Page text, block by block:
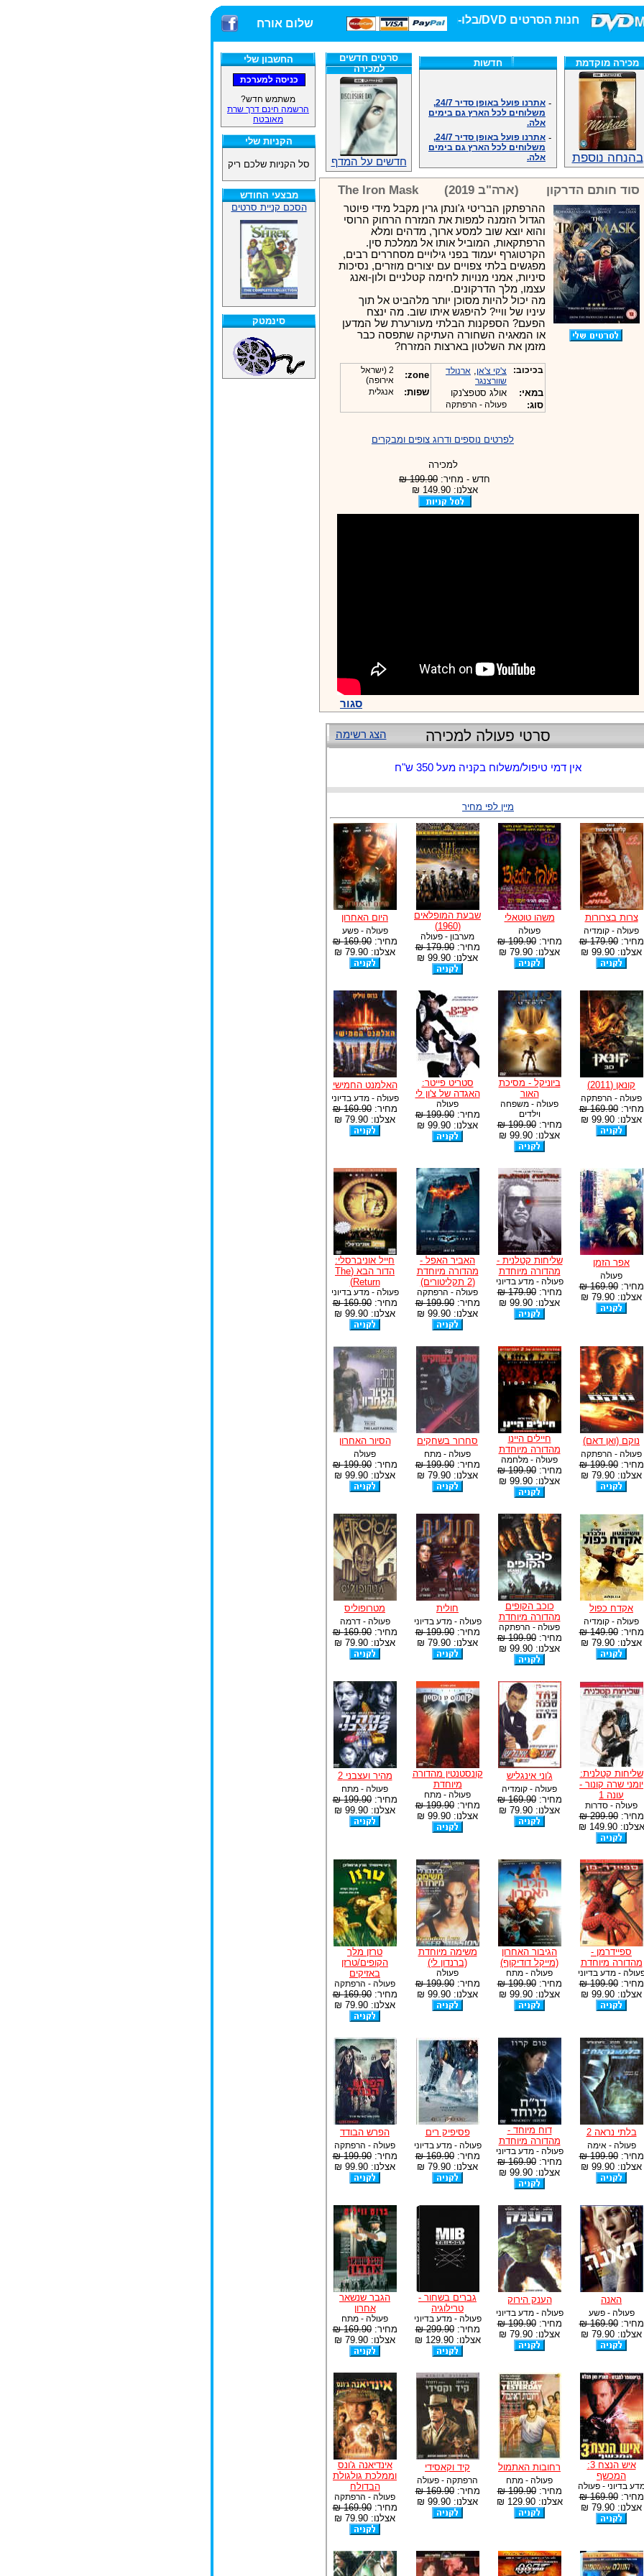
חנות הסרטים DVD/בלו-ריי/3D הגדולה ביותר! שלום אורח
החשבון שלי
משתמש חדש?
הרשמה חינם דרך שרת
מאובטח
הקניות שלי
סל הקניות שלכם ריק
מבצעי החודש
הסכם קניית סרטים
סינמטק
מכירה מוקדמת
בהנחה נוספת
חדשות
משלוחים לכל הארץ גם בימים
אלה.
משלוחים לכל הארץ גם בימים
אלה.
אנחנו כאן לכול שאלה וזמינים
במענה הטלפוני שלנו.ובמייל
.האתר לרשותכם פעיל 24/7
- מענה טלפוני: 09-7652392
צוות דיוידי מאסטר ישיר.
זמינים במייל ובטלפון. האתר
לרשותכם פעיל 24/7
צוות דיוידי מאסטר ישיר.
אנחנו כאן לכול שאלה וזמינים
במענה הטלפוני שלנו.ובמייל
.האתר לרשותכם 24/7
מענה טלפוני: 09-7652392
צוות דיוידי מאסטר ישיר.
סרטים חדשים
למכירה
חדשים על המדף
סוד חותם הדרקון (ארה"ב 2019) The Iron Mask
ההרפתקן הבריטי ג'ונתן גרין מקבל מידי פיוטר
הגדול הזמנה למפות את המזרח הרחוק הרוסי
והוא יוצא שוב למסע ארוך, מדהים ומלא
הרפתקאות, המוביל אותו אל ממלכת סין.
הקרטוגרף יעמוד בפני גילויים מסחררים רבים,
מפגשים בלתי צפויים עם יצורים מוזרים, נסיכות
סיניות, אמני מנויות לחימה קטלניים ולון-ואנג
עצמו, מלך הדרקונים.
מה יכול להיות מסוכן יותר מלהביט אל תוך
עיניו של וויי? להיפגש איתו שוב. מה ינצח
הפעם? הספקנות הבלתי מעורערת של המדען
או המאגיה השחורה העתיקה שתפסה כבר
מזמן את השלטון בארצות המזרח?
בכיכוב: צ'קי צ'אן, ארנולד
שוורצנגר
במאי:
אולג סטפצ'נקו
סוג:
פעולה - הרפתקה
zone:
2 (ישראל
אירופה)
שפות: אנגלית
לפרטים נוספים ודרוג צופים ומבקרים
למכירה
חדש - מחיר: 199.90 ₪
אצלנו: 149.90 ₪
סגור
הצג רשימה סרטי פעולה למכירה
אין דמי טיפול/משלוח בקניה מעל 350 ש"ח
מיין לפי מחיר
צרות בצרורות
פעולה - קומדיה
מחיר:179.90 ₪
אצלנו: 99.90 ₪
משהו טוטאלי
פעולה
מחיר:199.90 ₪
אצלנו: 79.90 ₪
שבעת המופלאים
(1960)
מערבון - פעולה
מחיר:179.90 ₪
אצלנו: 99.90 ₪
היום האחרון
פעולה - פשע
מחיר:169.90 ₪
אצלנו: 79.90 ₪
קונאן (2011)
פעולה - הרפתקה
מחיר:169.90 ₪
אצלנו: 99.90 ₪
ביוניקל - מסיכת
האור
פעולה - משפחה
וילדים
מחיר:199.90 ₪
אצלנו: 99.90 ₪
סטריט פייטר:
האגדה של צ'ון לי
פעולה
מחיר:199.90 ₪
אצלנו: 99.90 ₪
האלמנט החמישי
פעולה - מדע בדיוני
מחיר:169.90 ₪
אצלנו: 79.90 ₪
אפר הזמן
פעולה
מחיר:169.90 ₪
אצלנו: 79.90 ₪
שליחות קטלנית -
מהדורה מיוחדת
פעולה - מדע בדיוני
מחיר:179.90 ₪
אצלנו: 99.90 ₪
האביר האפל -
מהדורה מיוחדת
(2 תקליטורים)
פעולה - הרפתקה
מחיר:199.90 ₪
אצלנו: 99.90 ₪
חייל אוניברסלי:
הדור הבא (The
Return)
פעולה - מדע בדיוני
מחיר:169.90 ₪
אצלנו: 99.90 ₪
נוקם (ואן דאם)
פעולה - הרפתקה
מחיר:199.90 ₪
אצלנו: 79.90 ₪
חיילים היינו
מהדורה מיוחדת
פעולה - מלחמה
מחיר:199.90 ₪
אצלנו: 99.90 ₪
סחרור בשחקים
פעולה - מתח
מחיר:199.90 ₪
אצלנו: 79.90 ₪
הסיור האחרון
פעולה
מחיר:199.90 ₪
אצלנו: 99.90 ₪
אקדח כפול
פעולה - קומדיה
מחיר:149.90 ₪
אצלנו: 79.90 ₪
כוכב הקופים
מהדורה מיוחדת
פעולה - הרפתקה
מחיר:199.90 ₪
אצלנו: 99.90 ₪
חולית
פעולה - מדע בדיוני
מחיר:199.90 ₪
אצלנו: 79.90 ₪
מטרופוליס
פעולה - דרמה
מחיר:169.90 ₪
אצלנו: 79.90 ₪
שליחות קטלנית:
יומני שרה קונור -
עונה 1
פעולה - סדרות
מחיר:299.90 ₪
אצלנו: 149.90 ₪
ג'וני אינגליש
פעולה - קומדיה
מחיר:169.90 ₪
אצלנו: 79.90 ₪
קונסטנטין מהדורה
מיוחדת
פעולה - מתח
מחיר:199.90 ₪
אצלנו: 99.90 ₪
מהיר ועצבני 2
פעולה - מתח
מחיר:199.90 ₪
אצלנו: 99.90 ₪
ספיידרמן -
מהדורה מיוחדת
- מדע בדיוני
מחיר:199.90 ₪
אצלנו: 99.90 ₪
הגיבור האחרון
(מייקל דודיקוף)
פעולה - מתח
מחיר:199.90 ₪
אצלנו: 99.90 ₪
משימה מיוחדת
(ברנדון לי)
פעולה
מחיר:199.90 ₪
אצלנו: 99.90 ₪
טרזן מלך
הקופים/טרזן
באזיקים
פעולה - הרפתקה
מחיר:169.90 ₪
אצלנו: 79.90 ₪
בלתי נראה 2
פעולה - אימה
מחיר:199.90 ₪
אצלנו: 99.90 ₪
דוח מיוחד -
מהדורה מיוחדת
פעולה - מדע בדיוני
מחיר:169.90 ₪
אצלנו: 99.90 ₪
פסיפיק רים
פעולה - מדע בדיוני
מחיר:169.90 ₪
אצלנו: 79.90 ₪
הפרש הבודד
פעולה - הרפתקה
מחיר:199.90 ₪
אצלנו: 99.90 ₪
האנה
פעולה - פשע
מחיר:169.90 ₪
אצלנו: 79.90 ₪
הענק הירוק
פעולה - מדע בדיוני
מחיר:199.90 ₪
אצלנו: 79.90 ₪
גברים בשחור -
טרילוגיה
פעולה - מדע בדיוני
מחיר:299.90 ₪
אצלנו: 129.90 ₪
הגבר שנשאר
אחרון
פעולה - מתח
מחיר:169.90 ₪
אצלנו: 79.90 ₪
איש הנצח 3:
המכשף
בדיוני - פעולה
מחיר:169.90 ₪
אצלנו: 79.90 ₪
רחובות האתמול
פעולה - מתח
מחיר:199.90 ₪
אצלנו: 129.90 ₪
קיד וקאסידי
הרפתקה - פעולה
מחיר:169.90 ₪
אצלנו: 99.90 ₪
אינדיאנה ג'ונס
וממלכת גולגולת
הבדולח
פעולה - הרפתקה
מחיר:169.90 ₪
אצלנו: 79.90 ₪